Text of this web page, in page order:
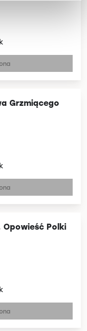
Grzmiącego
Polki